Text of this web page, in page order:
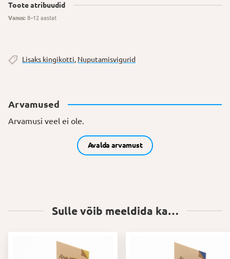
Toote atribuudid
Vanus: 8–12 aastat
Lisaks kingikotti, Nuputamisvigurid
Arvamused
Arvamusi veel ei ole.
Avalda arvamust
Sulle võib meeldida ka…